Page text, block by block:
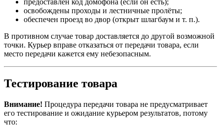
предоставлен код домофона (если он есть);
освобождены проходы и лестничные пролёты;
обеспечен проезд во двор (открыт шлагбаум и т. п.).
В противном случае товар доставляется до другой возможной
точки. Курьер вправе отказаться от передачи товара, если
место передачи кажется ему небезопасным.
Тестирование товара
Внимание! Процедура передачи товара не предусматривает
его тестирование и ожидание курьером результатов, потому
что: